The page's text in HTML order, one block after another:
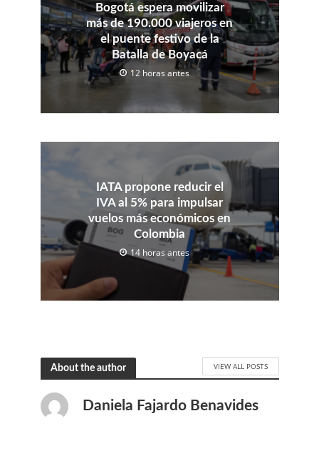
Bogotá espera movilizar
más de 190.000 viajeros en
el puente festivo de la
Batalla de Boyacá
12 horas antes
IATA propone reducir el
IVA al 5% para impulsar
vuelos más económicos en
Colombia
14 horas antes
About the author VIEW ALL POSTS
Daniela Fajardo Benavides